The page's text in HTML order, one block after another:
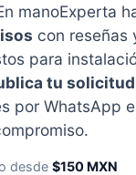
manoExperta
con reseñas
para
tu
por WhatsApp
desde $150 MXN